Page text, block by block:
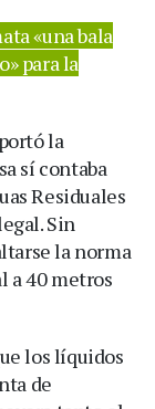
«una bala
para la
la
sí contaba
Residuales
Sin
la norma
a 40 metros
los líquidos
de